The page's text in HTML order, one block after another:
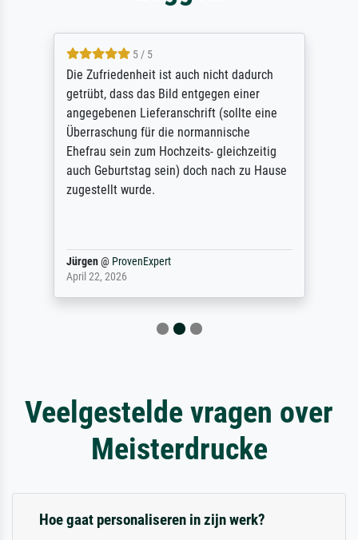
5 / 5
Die Zufriedenheit ist auch nicht dadurch
getrübt, dass das Bild entgegen einer
angegebenen Lieferanschrift (sollte eine
Überraschung für die normannische
Ehefrau sein zum Hochzeits- gleichzeitig
auch Geburtstag sein) doch nach zu Hause
zugestellt wurde.
Jürgen@ ProvenExpert
April 22, 2026
Veelgestelde vragen over
Meisterdrucke
Hoe gaat personaliseren in zijn werk?